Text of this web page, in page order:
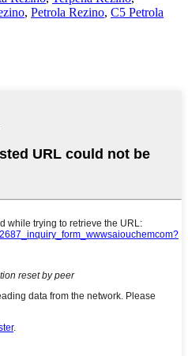
, Petrola Rezino, C5 Petrola